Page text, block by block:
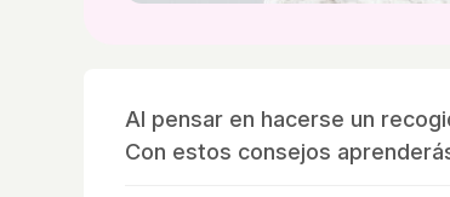
Al pensar en hacerse un
Con estos consejos